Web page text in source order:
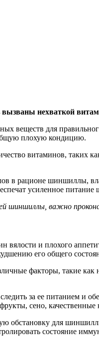
нехваткой
веществ для
плохую кондицию.
витаминов,
в рационе шиншиллы,
усиленное
шиншиллы, важно
и плохого
его общего
факторы, такие
за ее питанием и
сено,
обстановку для
состояние